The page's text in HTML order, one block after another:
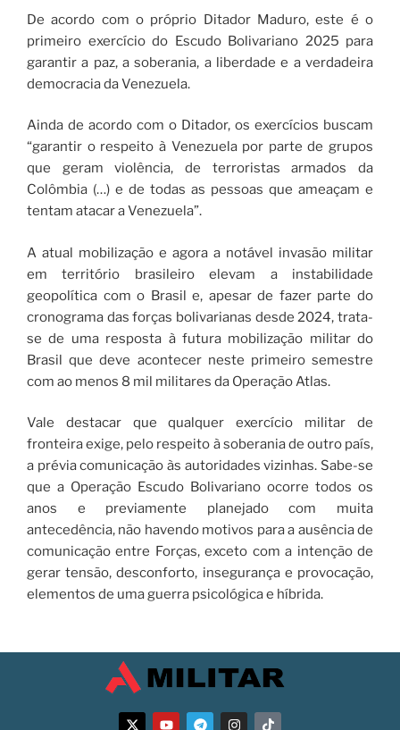
De acordo com o próprio Ditador Maduro, este é o
primeiro exercício do Escudo Bolivariano 2025 para
garantir a paz, a soberania, a liberdade e a verdadeira
democracia da Venezuela.
Ainda de acordo com o Ditador, os exercícios buscam
“garantir o respeito à Venezuela por parte de grupos
que geram violência, de terroristas armados da
Colômbia (…) e de todas as pessoas que ameaçam e
tentam atacar a Venezuela”.
A atual mobilização e agora a notável invasão militar
em território brasileiro elevam a instabilidade
geopolítica com o Brasil e, apesar de fazer parte do
cronograma das forças bolivarianas desde 2024, trata-
se de uma resposta à futura mobilização militar do
Brasil que deve acontecer neste primeiro semestre
com ao menos 8 mil militares da Operação Atlas.
Vale destacar que qualquer exercício militar de
fronteira exige, pelo respeito à soberania de outro país,
a prévia comunicação às autoridades vizinhas. Sabe-se
que a Operação Escudo Bolivariano ocorre todos os
anos e previamente planejado com muita
antecedência, não havendo motivos para a ausência de
comunicação entre Forças, exceto com a intenção de
gerar tensão, desconforto, insegurança e provocação,
elementos de uma guerra psicológica e híbrida.